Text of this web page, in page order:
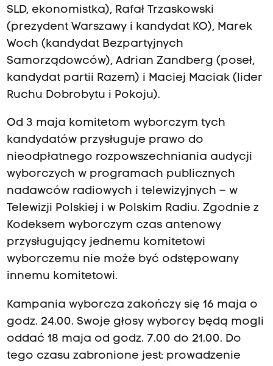
SLD, ekonomistka), Rafał Trzaskowski
(prezydent Warszawy i kandydat KO), Marek
Woch (kandydat Bezpartyjnych
Samorządowców), Adrian Zandberg (poseł,
kandydat partii Razem) i Maciej Maciak (lider
Ruchu Dobrobytu i Pokoju).
Od 3 maja komitetom wyborczym tych
kandydatów przysługuje prawo do
nieodpłatnego rozpowszechniania audycji
wyborczych w programach publicznych
nadawców radiowych i telewizyjnych – w
Telewizji Polskiej i w Polskim Radiu. Zgodnie z
Kodeksem wyborczym czas antenowy
przysługujący jednemu komitetowi
wyborczemu nie może być odstępowany
innemu komitetowi.
Kampania wyborcza zakończy się 16 maja o
godz. 24.00. Swoje głosy wyborcy będą mogli
oddać 18 maja od godz. 7.00 do 21.00. Do
tego czasu zabronione jest: prowadzenie